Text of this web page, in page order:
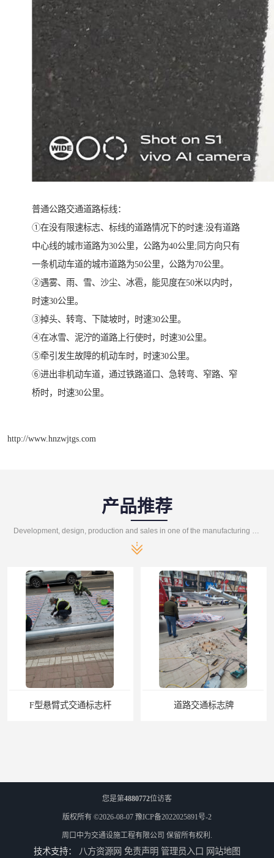
普通公路交通道路标线：
①在没有限速标志、标线的道路情况下的时速:没有道路
中心线的城市道路为30公里，公路为40公里;同方向只有
一条机动车道的城市道路为50公里，公路为70公里。
②遇雾、雨、雪、沙尘、冰雹，能见度在50米以内时，
时速30公里。
③掉头、转弯、下陡坡时，时速30公里。
④在冰雪、泥泞的道路上行使时，时速30公里。
⑤牵引发生故障的机动车时，时速30公里。
⑥进出非机动车道，通过铁路道口、急转弯、窄路、窄
桥时，时速30公里。
http://www.hnzwjtgs.com
产品推荐
F型悬臂式交通标志杆 道路交通标志牌
您是第4880772位访客
版权所有 ©2026-08-07 豫ICP备2022025891号-2
周口中为交通设施工程有限公司 保留所有权利.
技术支持： 八方资源网 免责声明 管理员入口 网站地图